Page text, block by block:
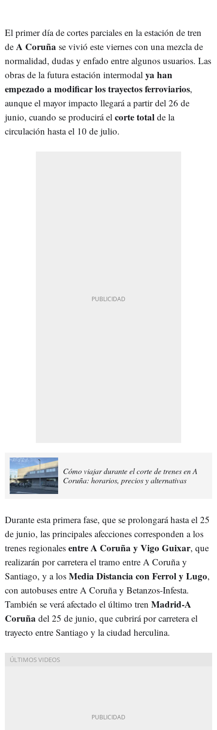
El primer día de cortes parciales en la estación de tren
de A Coruña se vivió este viernes con una mezcla de
normalidad, dudas y enfado entre algunos usuarios. Las
obras de la futura estación intermodal ya han
empezado a modificar los trayectos ferroviarios,
aunque el mayor impacto llegará a partir del 26 de
junio, cuando se producirá el corte total de la
circulación hasta el 10 de julio.
Cómo viajar durante el corte de trenes en A
Coruña: horarios, precios y alternativas
Durante esta primera fase, que se prolongará hasta el 25
de junio, las principales afecciones corresponden a los
trenes regionales entre A Coruña y Vigo Guixar, que
realizarán por carretera el tramo entre A Coruña y
Santiago, y a los Media Distancia con Ferrol y Lugo,
con autobuses entre A Coruña y Betanzos-Infesta.
También se verá afectado el último tren Madrid-A
Coruña del 25 de junio, que cubrirá por carretera el
trayecto entre Santiago y la ciudad herculina.